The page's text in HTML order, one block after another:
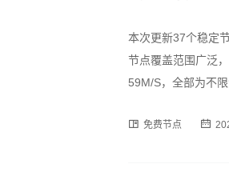
本次更新37个稳定
节点覆盖范围广泛
59M/S，全部为不
为订阅格式，用户可
免费节点